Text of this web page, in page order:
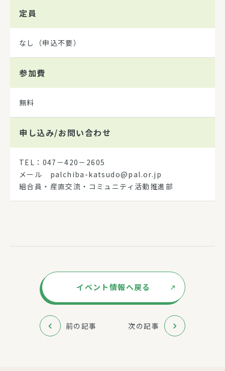
定員
なし（申込不要）
参加費
無料
申し込み/お問い合わせ
TEL：047－420－2605
メール palchiba-katsudo@pal.or.jp
組合員・産直交流・コミュニティ活動推進部
イベント情報へ戻る
前の記事 次の記事